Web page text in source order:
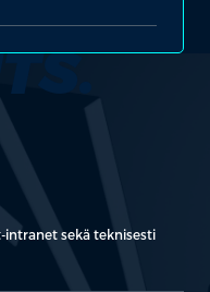
sekä teknisesti